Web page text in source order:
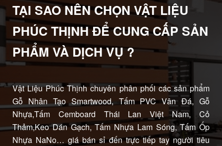
TẠI SAO NÊN CHỌN VẬT LIỆU
PHÚC THỊNH ĐỂ CUNG CẤP SẢN
PHẨM VÀ DỊCH VỤ ?
Vật Liệu Phúc Thịnh chuyên phân phối các sản phẩm
Gỗ Nhân Tạo Smartwood, Tấm PVC Vân Đá, Gỗ
Nhựa,Tấm Cemboard Thái Lan Việt Nam, Cỏ
Thảm,Keo Dán Gạch, Tấm Nhựa Lam Sóng, Tấm Ốp
Nhựa NaNo… giá bán sỉ đến trực tiếp tay người tiêu